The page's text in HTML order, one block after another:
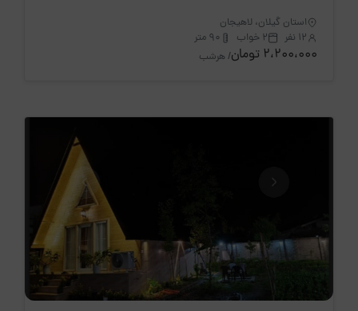
استان گیلان، لاهیجان
12 نفر
2 خواب 90 متر
2،200،000 تومان / هرشب